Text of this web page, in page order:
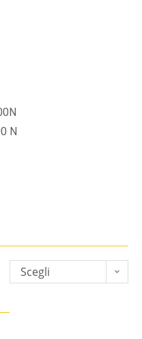
N
Scegli